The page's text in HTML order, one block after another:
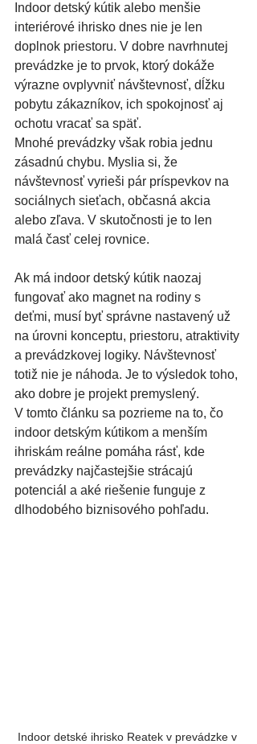
Indoor detský kútik alebo menšie
interiérové ihrisko dnes nie je len
doplnok priestoru. V dobre navrhnutej
prevádzke je to prvok, ktorý dokáže
výrazne ovplyvniť návštevnosť, dĺžku
pobytu zákazníkov, ich spokojnosť aj
ochotu vracať sa späť.
Mnohé prevádzky však robia jednu
zásadnú chybu. Myslia si, že
návštevnosť vyrieši pár príspevkov na
sociálnych sieťach, občasná akcia
alebo zľava. V skutočnosti je to len
malá časť celej rovnice.
Ak má indoor detský kútik naozaj
fungovať ako magnet na rodiny s
deťmi, musí byť správne nastavený už
na úrovni konceptu, priestoru, atraktivity
a prevádzkovej logiky. Návštevnosť
totiž nie je náhoda. Je to výsledok toho,
ako dobre je projekt premyslený.
V tomto článku sa pozrieme na to, čo
indoor detským kútikom a menším
ihriskám reálne pomáha rásť, kde
prevádzky najčastejšie strácajú
potenciál a aké riešenie funguje z
dlhodobého biznisového pohľadu.
Indoor detské ihrisko Reatek v prevádzke v